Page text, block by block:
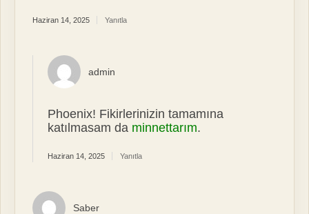
Haziran 14, 2025 Yanıtla
admin
Phoenix! Fikirlerinizin tamamına
katılmasam da minnettarım.
Haziran 14, 2025 Yanıtla
Saber